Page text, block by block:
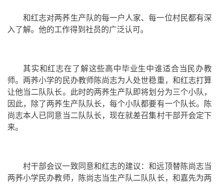
和红志对两荞生产队的每一户人家、每一位村民都有深
入了解。他的工作得到社员的广泛认可。
其实和红志在了解这些高中毕业生中谁适合当民办教
师。两荞小学的民办教师陈尚志为人处世稳重，和红志打算
让他当二队队长。此时的两荞生产队即将划分为三个小队，
因此，除了两荞生产队队长，每个小队都要有一个队长。陈
尚志本人已同意当二队队长，现在就差召集村干部开会定下
来。
村干部会议一致同意和红志的建议：和远顶替陈尚志当
两荞小学民办教师，陈尚志当生产队二队队长，和嘉先为两